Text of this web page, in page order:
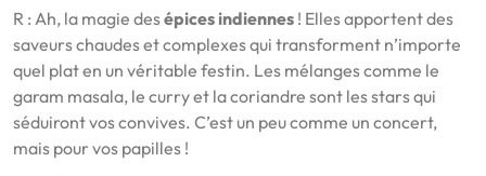
R : Ah, la magie desépices indiennes ! Elles apportent des
saveurs chaudes et complexes qui transforment n’importe
quel plat en un véritable festin. Les mélanges comme le
garam masala, le curry et la coriandre sont les stars qui
séduiront vos convives. C’est un peu comme un concert,
mais pour vos papilles !